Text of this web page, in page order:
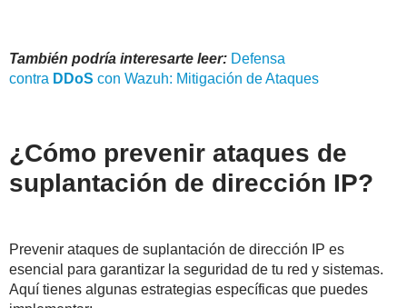
También podría interesarte leer: Defensa
contra DDoS con Wazuh: Mitigación de Ataques
¿Cómo prevenir ataques de
suplantación de dirección IP?
Prevenir ataques de suplantación de dirección IP es
esencial para garantizar la seguridad de tu red y sistemas.
Aquí tienes algunas estrategias específicas que puedes